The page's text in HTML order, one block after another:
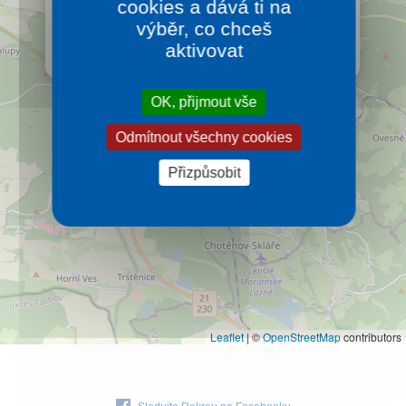
Kontakt
Multižánrová akce, která vždy druhý adventní víkend
naplní Kolonádu vánoční atmosférou, pohodou a
Leaflet|©OpenStreetMapcontributors
cookies a dává ti na
výběr, co chceš
aktivovat
OK, přijmout vše
Odmítnout všechny cookies
Přizpůsobit